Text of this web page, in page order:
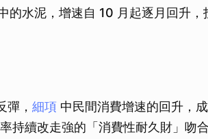
的水泥，增速自 10 月起逐月回升，
彈， 細項 中民間消費增速的回升，
持續改走強的「消費性耐久財」吻